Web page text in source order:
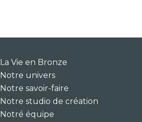
La Vie en Bronze
Notre univers
Notre savoir-faire
Notre studio de création
Notré équipe